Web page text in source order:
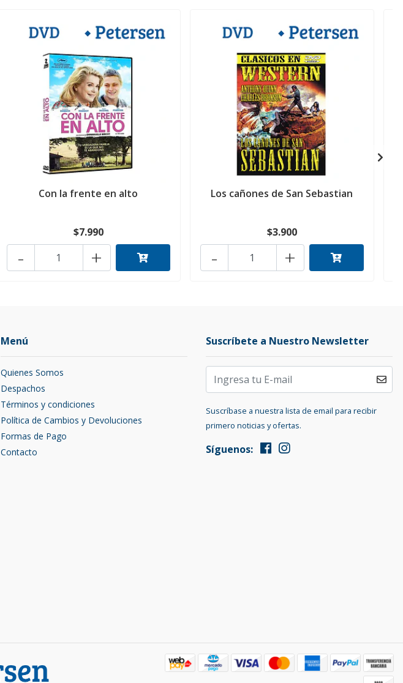
Con la frente en alto
$7.990
+
-
Los cañones de San Sebastian
$3.900
+
-
Menú
Quienes Somos
Despachos
Términos y condiciones
Política de Cambios y Devoluciones
Formas de Pago
Contacto
Suscríbete a Nuestro Newsletter
Suscríbase a nuestra lista de email para recibir
primero noticias y ofertas.
Síguenos: